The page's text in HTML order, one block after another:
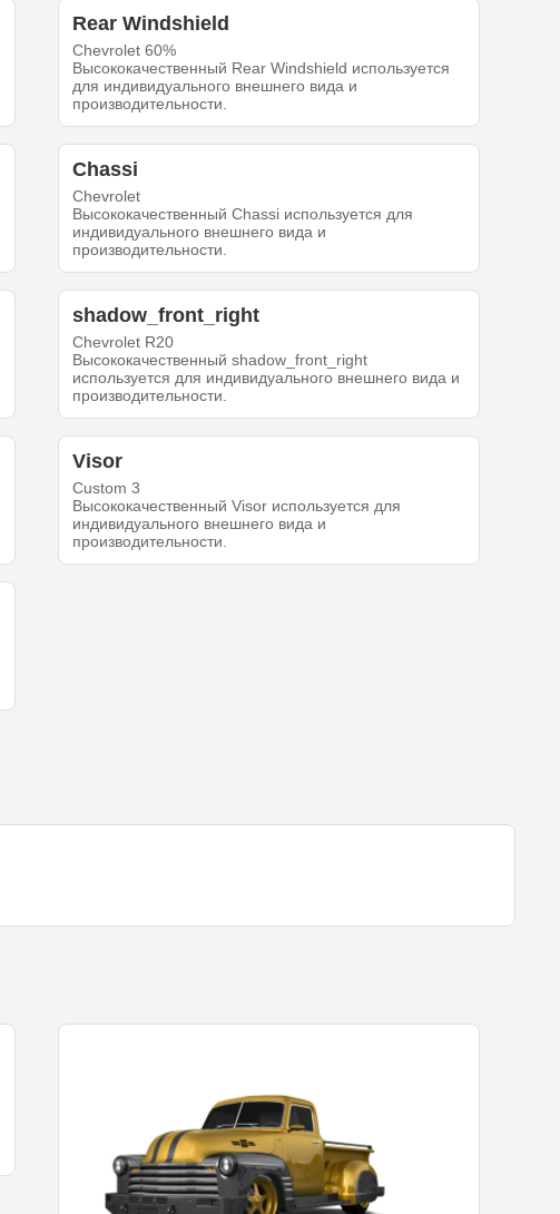
Rear Windshield
Chevrolet 60%
Высококачественный Rear Windshield используется
для индивидуального внешнего вида и
производительности.
Chassi
Chevrolet
Высококачественный Chassi используется для
индивидуального внешнего вида и
производительности.
shadow_front_right
Chevrolet R20
Высококачественный shadow_front_right
используется для индивидуального внешнего вида и
производительности.
Visor
Custom 3
Высококачественный Visor используется для
индивидуального внешнего вида и
производительности.